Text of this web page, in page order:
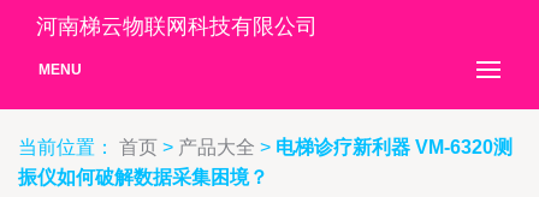
河南梯云物联网科技有限公司
MENU
当前位置： 首页 > 产品大全 > 电梯诊疗新利器 VM-6320测
振仪如何破解数据采集困境？